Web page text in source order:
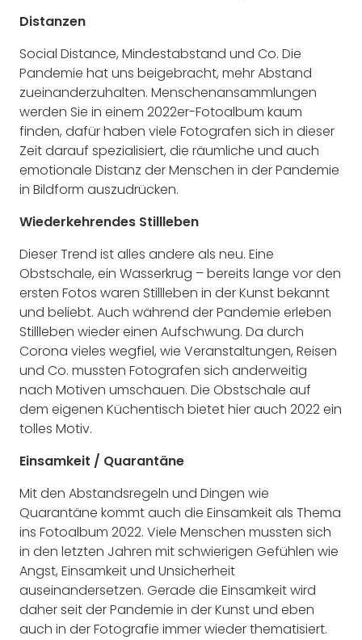
Distanzen
Social Distance, Mindestabstand und Co. Die
Pandemie hat uns beigebracht, mehr Abstand
zueinanderzuhalten. Menschenansammlungen
werden Sie in einem 2022er-Fotoalbum kaum
finden, dafür haben viele Fotografen sich in dieser
Zeit darauf spezialisiert, die räumliche und auch
emotionale Distanz der Menschen in der Pandemie
in Bildform auszudrücken.
Wiederkehrendes Stillleben
Dieser Trend ist alles andere als neu. Eine
Obstschale, ein Wasserkrug – bereits lange vor den
ersten Fotos waren Stillleben in der Kunst bekannt
und beliebt. Auch während der Pandemie erleben
Stillleben wieder einen Aufschwung. Da durch
Corona vieles wegfiel, wie Veranstaltungen, Reisen
und Co. mussten Fotografen sich anderweitig
nach Motiven umschauen. Die Obstschale auf
dem eigenen Küchentisch bietet hier auch 2022 ein
tolles Motiv.
Einsamkeit / Quarantäne
Mit den Abstandsregeln und Dingen wie
Quarantäne kommt auch die Einsamkeit als Thema
ins Fotoalbum 2022. Viele Menschen mussten sich
in den letzten Jahren mit schwierigen Gefühlen wie
Angst, Einsamkeit und Unsicherheit
auseinandersetzen. Gerade die Einsamkeit wird
daher seit der Pandemie in der Kunst und eben
auch in der Fotografie immer wieder thematisiert.